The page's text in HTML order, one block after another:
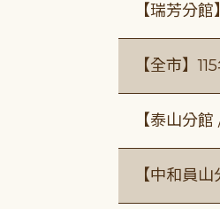
【瑞芳分
【全市】
【泰山分
【中和員